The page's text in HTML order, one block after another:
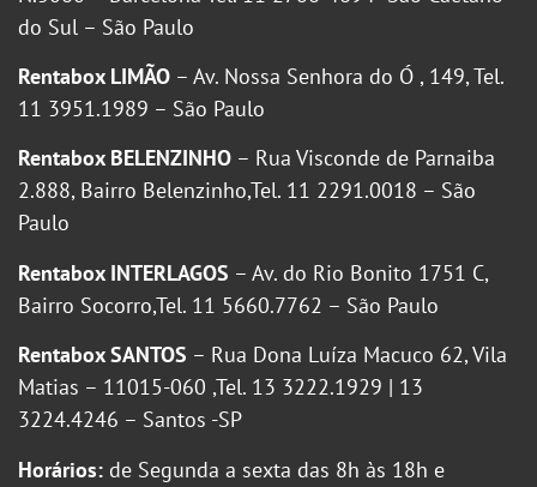
do Sul – São Paulo
Rentabox LIMÃO – Av. Nossa Senhora do Ó , 149, Tel.
11 3951.1989 – São Paulo
Rentabox BELENZINHO – Rua Visconde de Parnaiba
2.888, Bairro Belenzinho,Tel. 11 2291.0018 – São
Paulo
Rentabox INTERLAGOS – Av. do Rio Bonito 1751 C,
Bairro Socorro,Tel. 11 5660.7762 – São Paulo
Rentabox SANTOS – Rua Dona Luíza Macuco 62, Vila
Matias – 11015-060 ,Tel. 13 3222.1929 | 13
3224.4246 – Santos -SP
Horários: de Segunda a sexta das 8h às 18h e